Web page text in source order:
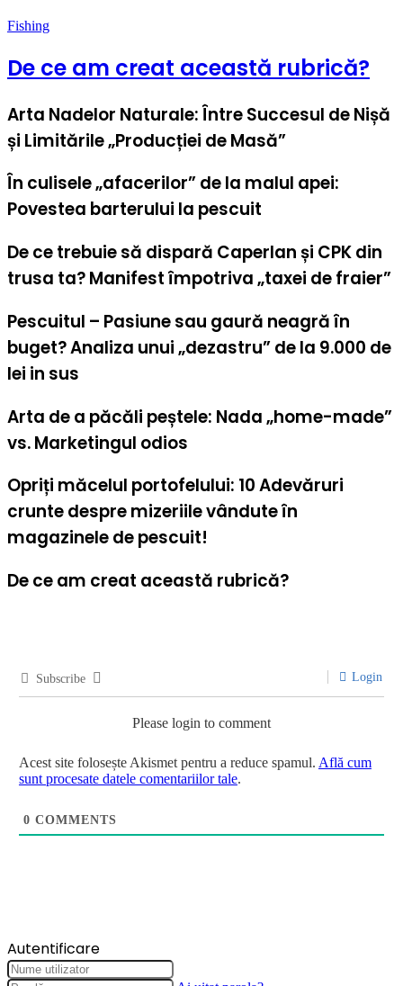
Fishing
De ce am creat această rubrică?
Arta Nadelor Naturale: Între Succesul de Nișă
și Limitările „Producției de Masă”
În culisele „afacerilor” de la malul apei:
Povestea barterului la pescuit
De ce trebuie să dispară Caperlan și CPK din
trusa ta? Manifest împotriva „taxei de fraier”
Pescuitul – Pasiune sau gaură neagră în
buget? Analiza unui „dezastru” de la 9.000 de
lei in sus
Arta de a păcăli peștele: Nada „home-made”
vs. Marketingul odios
Opriți măcelul portofelului: 10 Adevăruri
crunte despre mizeriile vândute în
magazinele de pescuit!
De ce am creat această rubrică?
Subscribe Login
Please login to comment
Acest site folosește Akismet pentru a reduce spamul. Află cum
sunt procesate datele comentariilor tale.
0 COMMENTS
Autentificare